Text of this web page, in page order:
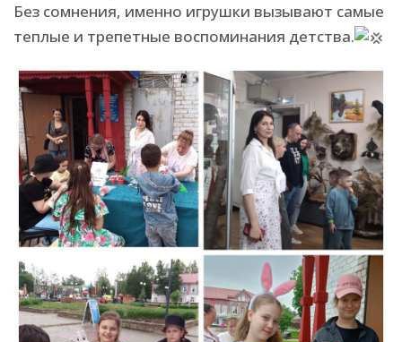
Без сомнения, именно игрушки вызывают самые
теплые и трепетные воспоминания детства.